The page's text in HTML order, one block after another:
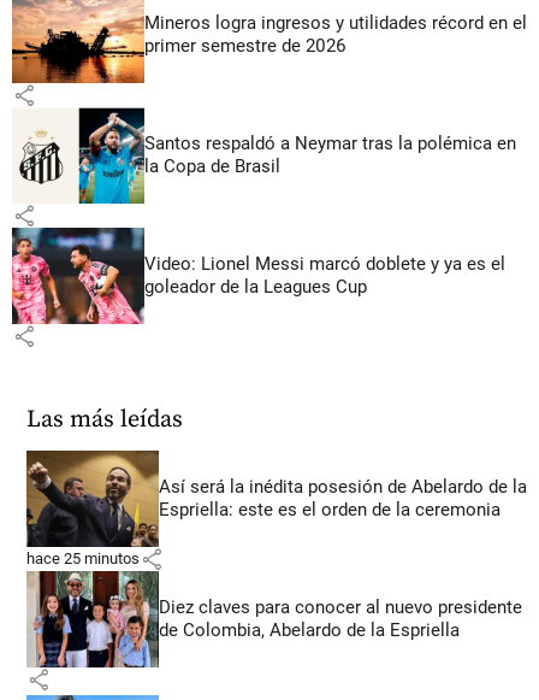
Mineros logra ingresos y utilidades récord en el
primer semestre de 2026
share
Santos respaldó a Neymar tras la polémica en
la Copa de Brasil
share
Video: Lionel Messi marcó doblete y ya es el
goleador de la Leagues Cup
share
Las más leídas
Así será la inédita posesión de Abelardo de la
Espriella: este es el orden de la ceremonia
hace 25 minutos share
Diez claves para conocer al nuevo presidente
de Colombia, Abelardo de la Espriella
share